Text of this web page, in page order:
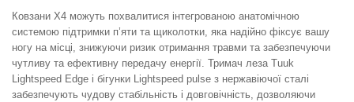
Ковзани X4 можуть похвалитися інтегрованою анатомічною
системою підтримки п’яти та щиколотки, яка надійно фіксує вашу
ногу на місці, знижуючи ризик отримання травми та забезпечуючи
чутливу та ефективну передачу енергії. Тримач леза Tuuk
Lightspeed Edge і бігунки Lightspeed pulse з нержавіючої сталі
забезпечують чудову стабільність і довговічність, дозволяючи